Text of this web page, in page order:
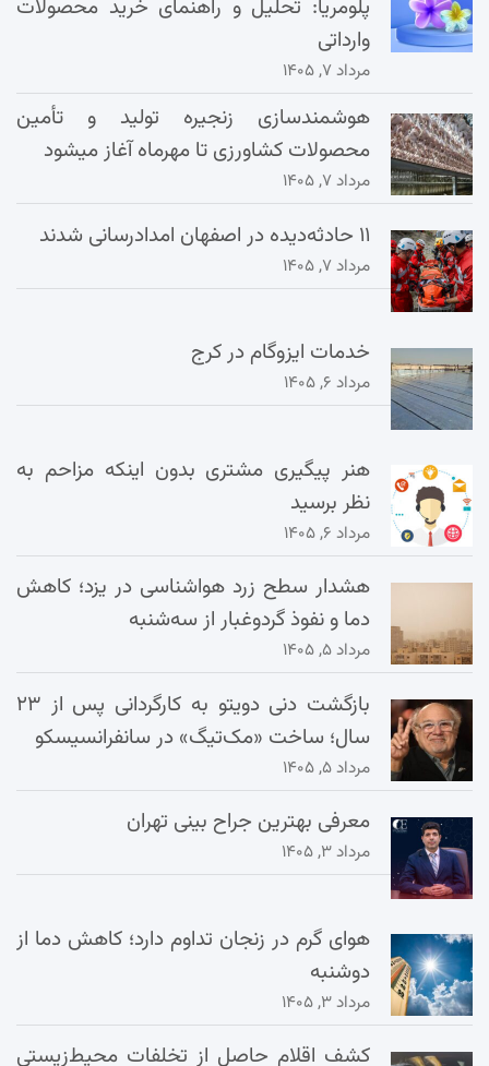
پلومریا: تحلیل و راهنمای خرید محصولات
وارداتی
مرداد ۷, ۱۴۰۵
هوشمندسازی زنجیره تولید و تأمین
محصولات کشاورزی تا مهرماه آغاز میشود
مرداد ۷, ۱۴۰۵
۱۱ حادثه‌دیده در اصفهان امدادرسانی شدند
مرداد ۷, ۱۴۰۵
خدمات ایزوگام در کرج
مرداد ۶, ۱۴۰۵
هنر پیگیری مشتری بدون اینکه مزاحم به
نظر برسید
مرداد ۶, ۱۴۰۵
هشدار سطح زرد هواشناسی در یزد؛ کاهش
دما و نفوذ گردوغبار از سه‌شنبه
مرداد ۵, ۱۴۰۵
بازگشت دنی دویتو به کارگردانی پس از ۲۳
سال؛ ساخت «مک‌تیگ» در سانفرانسیسکو
مرداد ۵, ۱۴۰۵
معرفی بهترین جراح بینی تهران
مرداد ۳, ۱۴۰۵
هوای گرم در زنجان تداوم دارد؛ کاهش دما از
دوشنبه
مرداد ۳, ۱۴۰۵
کشف اقلام حاصل از تخلفات محیط‌زیستی